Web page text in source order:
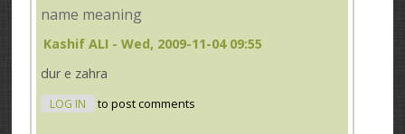
name meaning
Kashif ALI - Wed, 2009-11-04 09:55
dur e zahra
LOG IN to post comments